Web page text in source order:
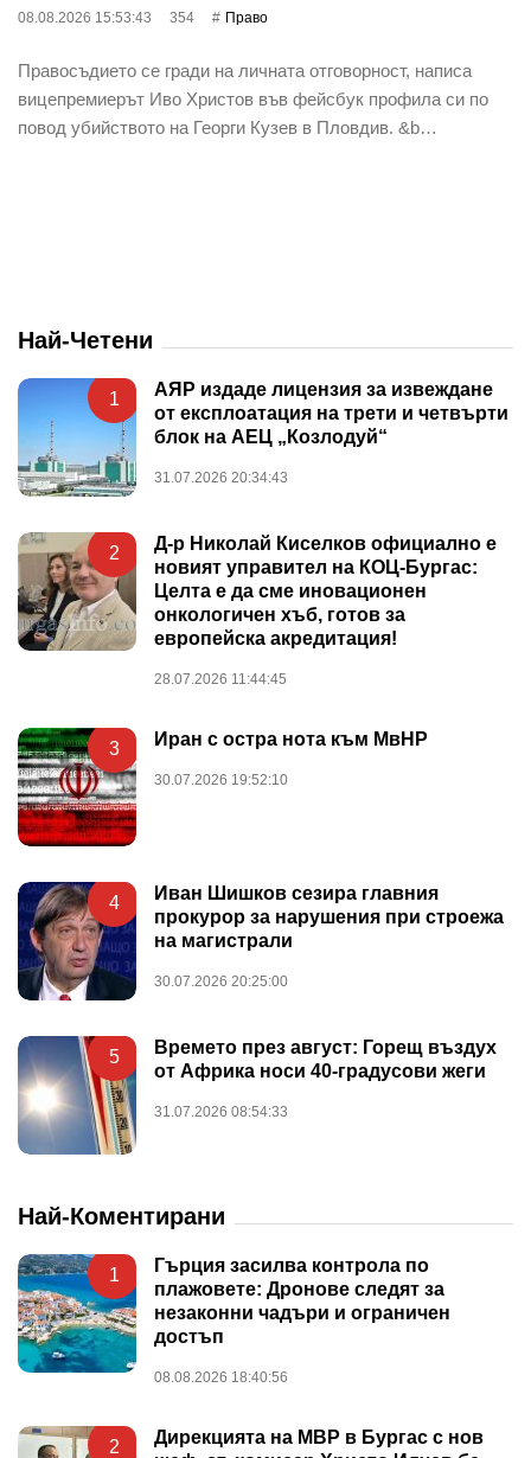
08.08.2026 15:53:43 354 Право
Правосъдието се гради на личната отговорност, написа
вицепремиерът Иво Христов във фейсбук профила си по
повод убийството на Георги Кузев в Пловдив. &b…
Най-Четени
1
АЯР издаде лицензия за извеждане
от експлоатация на трети и четвърти
блок на АЕЦ „Козлодуй“
31.07.2026 20:34:43
2
Д-р Николай Киселков официално е
новият управител на КОЦ-Бургас:
Целта е да сме иновационен
онкологичен хъб, готов за
европейска акредитация!
28.07.2026 11:44:45
3 Иран с остра нота към МвНР
30.07.2026 19:52:10
4
Иван Шишков сезира главния
прокурор за нарушения при строежа
на магистрали
30.07.2026 20:25:00
5
Времето през август: Горещ въздух
от Африка носи 40-градусови жеги
31.07.2026 08:54:33
Най-Коментирани
1
Гърция засилва контрола по
плажовете: Дронове следят за
незаконни чадъри и ограничен
достъп
08.08.2026 18:40:56
2
Дирекцията на МВР в Бургас с нов